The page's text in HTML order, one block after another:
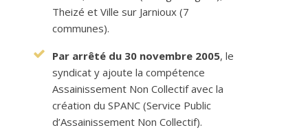
Theizé et Ville sur Jarnioux (7
communes).
Par arrêté du 30 novembre 2005, le
syndicat y ajoute la compétence
Assainissement Non Collectif avec la
création du SPANC (Service Public
d’Assainissement Non Collectif).